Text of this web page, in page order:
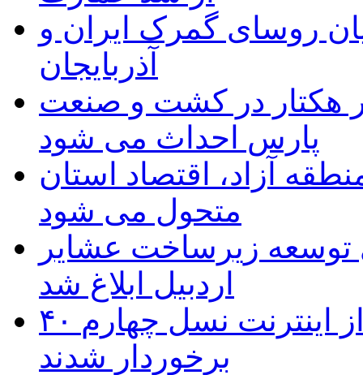
روسای گمرک ایران و
آذربایجان
هکتار در کشت و صنعت
پارس احداث می شود
آزاد، اقتصاد استان
متحول می شود
برای توسعه زیرساخت عشایر
اردبیل ابلاغ شد
۴۰ روستای شهرستان گِرمی از اینترنت نسل چهارم
برخوردار شدند